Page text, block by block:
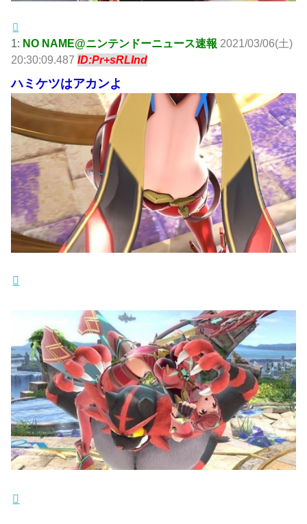
1: NO NAME@ニンテンドーニュース速報 2021/03/06(土)
20:30:09.487ID:Pr+sRLInd
ハミケツはアカンよ